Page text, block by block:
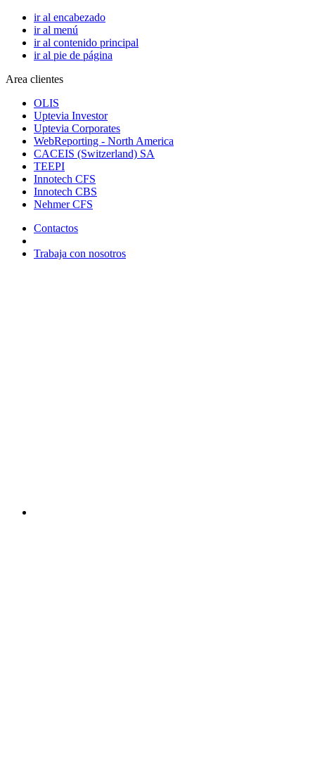
ir al encabezado
ir al menú
ir al contenido principal
ir al pie de página
Area clientes
OLIS
Uptevia Investor
Uptevia Corporates
WebReporting - North America
CACEIS (Switzerland) SA
TEEPI
Innotech CFS
Innotech CBS
Nehmer CFS
Contactos
Trabaja con nosotros